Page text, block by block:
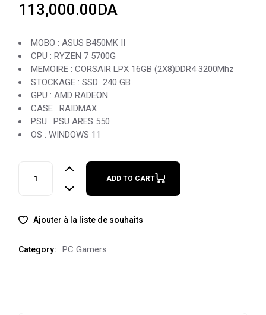
113,000.00DA
MOBO : ASUS B450MK II
CPU : RYZEN 7 5700G
MEMOIRE : CORSAIR LPX 16GB (2X8)DDR4 3200Mhz
STOCKAGE : SSD 240 GB
GPU : AMD RADEON
CASE : RAIDMAX
PSU : PSU ARES 550
OS : WINDOWS 11
WELT PC RYZEN 7 5700G quantity
ADD TO CART
Ajouter à la liste de souhaits
Category: PC Gamers